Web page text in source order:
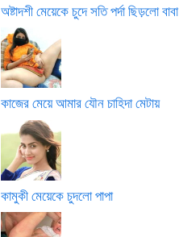
অষ্টাদশী মেয়েকে চুদে সতি পর্দা ছিড়লো বাবা
কাজের মেয়ে আমার যৌন চাহিদা মেটায়
কামুকী মেয়েকে চুদলো পাপা